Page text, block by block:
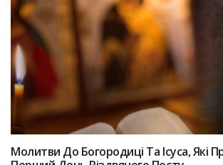
Мoлитви До Богородиці Та Іcyса, Які